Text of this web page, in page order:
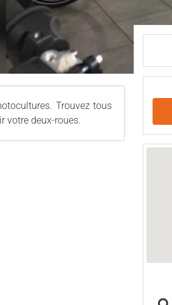
Trouvez tous
votre deux-roues.